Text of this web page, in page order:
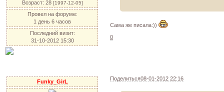
Возраст: 28 [1997-12-05]
Провел на форуме:
1 день 6 часов
Последний визит:
31-10-2012 15:30
Сама же писала:))
0
Поделиться08-01-2012 22:16
Funky_GirL